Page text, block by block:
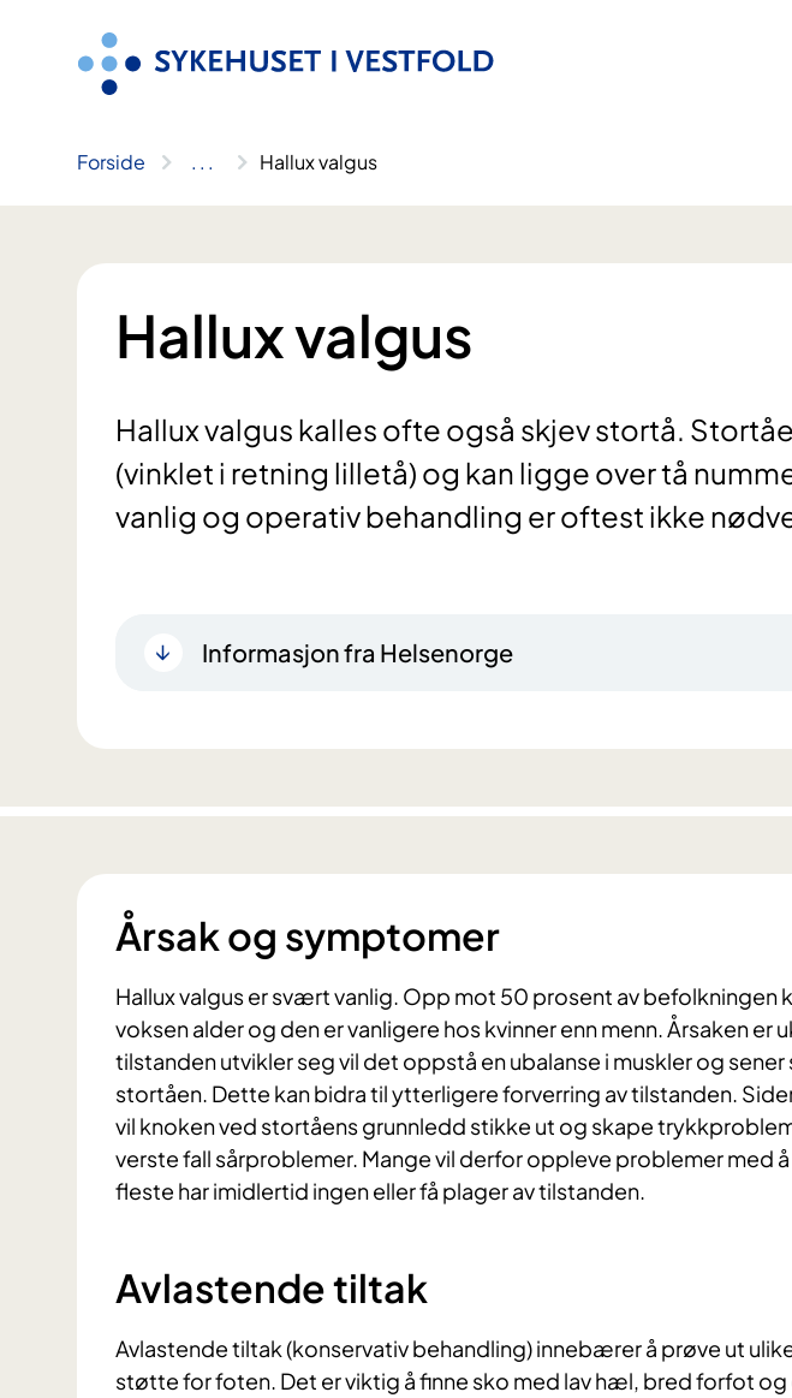
Forside .. . Hallux valgus
Hallux valgus
Hallux valgus kalles ofte også skjev stortå.
(vinklet i retning lilletå) og kan ligge over tå
vanlig og operativ behandling er oftest ikke
Informasjon fra Helsenorge
Årsak og symptomer
Hallux valgus er svært vanlig. Opp mot 50 prosent av befolkningen
voksen alder og den er vanligere hos kvinner enn menn. Årsaken er
tilstanden utvikler seg vil det oppstå en ubalanse i muskler og
stortåen. Dette kan bidra til ytterligere forverring av tilstanden.
vil knoken ved stortåens grunnledd stikke ut og skape
verste fall sårproblemer. Mange vil derfor oppleve problemer med
fleste har imidlertid ingen eller få plager av tilstanden.
Avlastende tiltak
Avlastende tiltak (konservativ behandling) innebærer å prøve ut
støtte for foten. Det er viktig å finne sko med lav hæl, bred forfot